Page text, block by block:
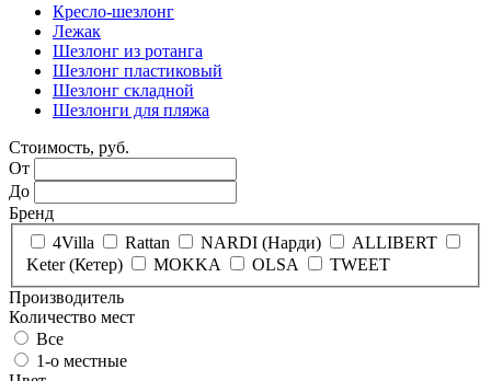
Кресло-шезлонг
Лежак
Шезлонг из ротанга
Шезлонг пластиковый
Шезлонг складной
Шезлонги для пляжа
Стоимость, руб.
От
До
Бренд
4Villa
Rattan NARDI (Нарди)
ALLIBERT
Keter (Кетер)
MOKKA OLSA
TWEET
Производитель
Количество мест
Все
1-о местные